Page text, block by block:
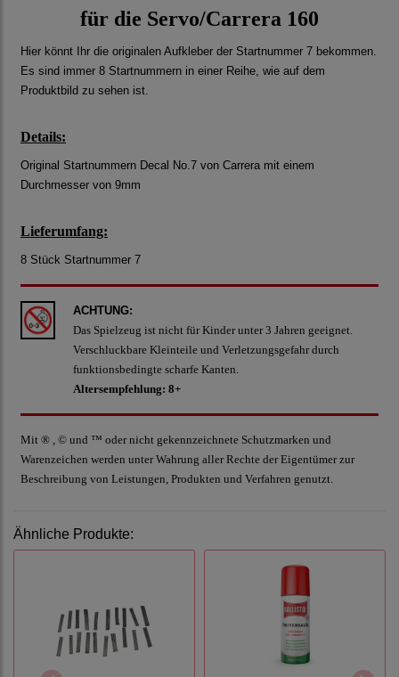
für die Servo/Carrera 160
Hier könnt Ihr die originalen Aufkleber der Startnummer 7 bekommen.
Es sind immer 8 Startnummern in einer Reihe, wie auf dem
Produktbild zu sehen ist.
Details:
Original Startnummern Decal No.7 von Carrera mit einem
Durchmesser von 9mm
Lieferumfang:
8 Stück Startnummer 7
ACHTUNG:
Das Spielzeug ist nicht für Kinder unter 3 Jahren geeignet.
Verschluckbare Kleinteile und Verletzungsgefahr durch
funktionsbedingte scharfe Kanten.
Altersempfehlung: 8+
Mit ® , © und ™ oder nicht gekennzeichnete Schutzmarken und
Warenzeichen werden unter Wahrung aller Rechte der Eigentümer zur
Beschreibung von Leistungen, Produkten und Verfahren genutzt.
Ähnliche Produkte: